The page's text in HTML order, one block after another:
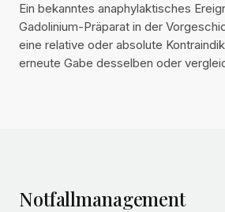
Ein bekanntes anaphylaktisches
Gadolinium-Präparat in der
eine relative oder absolute
erneute Gabe desselben oder
Notfallmanagement